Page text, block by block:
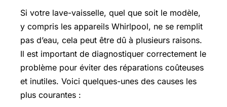
Si votre lave-vaisselle, quel que soit le modèle,
y compris les appareils Whirlpool, ne se remplit
pas d’eau, cela peut être dû à plusieurs raisons.
Il est important de diagnostiquer correctement le
problème pour éviter des réparations coûteuses
et inutiles. Voici quelques-unes des causes les
plus courantes :